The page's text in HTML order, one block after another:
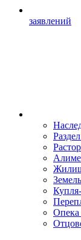
заявлений
Опека